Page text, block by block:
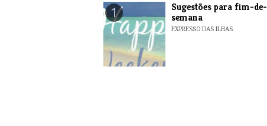
1
​Sugestões para fim-de-
semana
EXPRESSO DAS ILHAS